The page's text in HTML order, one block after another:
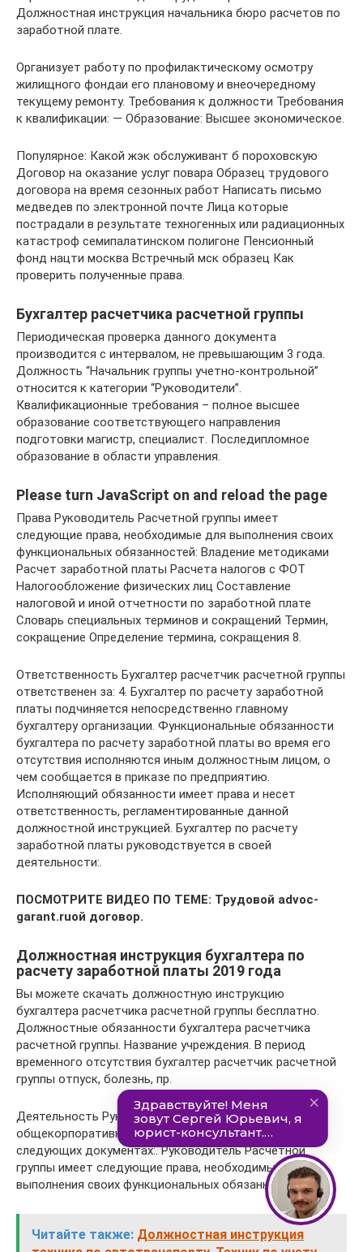
Должностная инструкция начальника бюро расчетов по
заработной плате.
Организует работу по профилактическому осмотру
жилищного фондаи его плановому и внеочередному
текущему ремонту. Требования к должности Требования
к квалификации: — Образование: Высшее экономическое.
Популярное: Какой жэк обслуживант б пороховскую
Договор на оказание услуг повара Образец трудового
договора на время сезонных работ Написать письмо
медведев по электронной почте Лица которые
пострадали в результате техногенных или радиационных
катастроф семипалатинском полигоне Пенсионный
фонд нацти москва Встречный мск образец Как
проверить полученные права.
Бухгалтер расчетчика расчетной группы
Периодическая проверка данного документа
производится с интервалом, не превышающим 3 года.
Должность “Начальник группы учетно-контрольной”
относится к категории “Руководители”.
Квалификационные требования – полное высшее
образование соответствующего направления
подготовки магистр, специалист. Последипломное
образование в области управления.
Please turn JavaScript on and reload the page
Права Руководитель Расчетной группы имеет
следующие права, необходимые для выполнения своих
функциональных обязанностей: Владение методиками
Расчет заработной платы Расчета налогов с ФОТ
Налогообложение физических лиц Составление
налоговой и иной отчетности по заработной плате
Словарь специальных терминов и сокращений Термин,
сокращение Определение термина, сокращения 8.
Ответственность Бухгалтер расчетчик расчетной группы
ответственен за: 4. Бухгалтер по расчету заработной
платы подчиняется непосредственно главному
бухгалтеру организации. Функциональные обязанности
бухгалтера по расчету заработной платы во время его
отсутствия исполняются иным должностным лицом, о
чем сообщается в приказе по предприятию.
Исполняющий обязанности имеет права и несет
ответственность, регламентированные данной
должностной инструкцией. Бухгалтер по расчету
заработной платы руководствуется в своей
деятельности:.
ПОСМОТРИТЕ ВИДЕО ПО ТЕМЕ: Трудовой advoc-
garant.ruой договор.
Должностная инструкция бухгалтера по
расчету заработной платы 2019 года
Вы можете скачать должностную инструкцию
бухгалтера расчетчика расчетной группы бесплатно.
Должностные обязанности бухгалтера расчетчика
расчетной группы. Название учреждения. В период
временного отсутствия бухгалтер расчетчик расчетной
группы отпуск, болезнь, пр.
Деятельность Руководителя группы регулируется
общекорпоративными нормами, отраженными в
следующих документах:. Руководитель Расчетной
группы имеет следующие права, необходимые для
выполнения своих функциональных обязанностей:.
Читайте также: Должностная инструкция